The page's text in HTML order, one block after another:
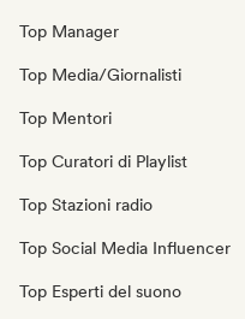
Top Manager
Top Media/Giornalisti
Top Mentori
Top Curatori di Playlist
Top Stazioni radio
Top Social Media Influencer
Top Esperti del suono